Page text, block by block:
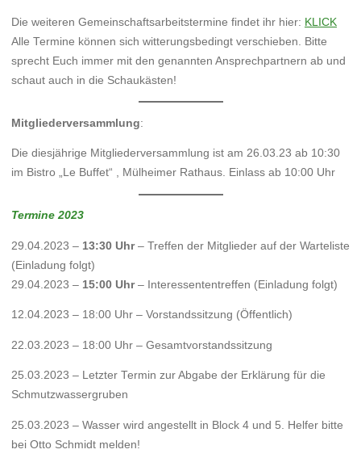
Die weiteren Gemeinschaftsarbeitstermine findet ihr hier: KLICK
Alle Termine können sich witterungsbedingt verschieben. Bitte
sprecht Euch immer mit den genannten Ansprechpartnern ab und
schaut auch in die Schaukästen!
Mitgliederversammlung:
Die diesjährige Mitgliederversammlung ist am 26.03.23 ab 10:30
im Bistro „Le Buffet“ , Mülheimer Rathaus. Einlass ab 10:00 Uhr
Termine 2023
29.04.2023 – 13:30 Uhr– Treffen der Mitglieder auf der Warteliste
(Einladung folgt)
29.04.2023 – 15:00 Uhr– Interessententreffen (Einladung folgt)
12.04.2023 – 18:00 Uhr – Vorstandssitzung (Öffentlich)
22.03.2023 – 18:00 Uhr – Gesamtvorstandssitzung
25.03.2023 – Letzter Termin zur Abgabe der Erklärung für die
Schmutzwassergruben
25.03.2023 – Wasser wird angestellt in Block 4 und 5. Helfer bitte
bei Otto Schmidt melden!